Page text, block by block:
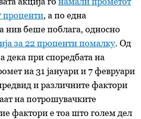
проценти, а по една
нив беше поблага, односно
за 22 проценти помалку. Од
дека при споредбата на
на 31 јануари и 7 февруари
и различните фактори
на потрошувачките
фактори е тоа што голем дел